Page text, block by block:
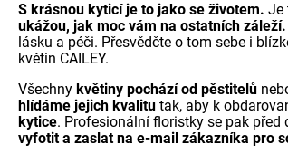
S krásnou kyticí je to jako se životem. Je
ukážou, jak moc vám na ostatních záleží.
lásku a péči. Přesvědčte o tom sebe i
květin CAILEY.
Všechnykvětiny pochází od pěstitelů
hlídáme jejich kvalitu tak, aby k
kytice. Profesionální floristky se pak
vyfotit a zaslat na e-mail zákazníka pro